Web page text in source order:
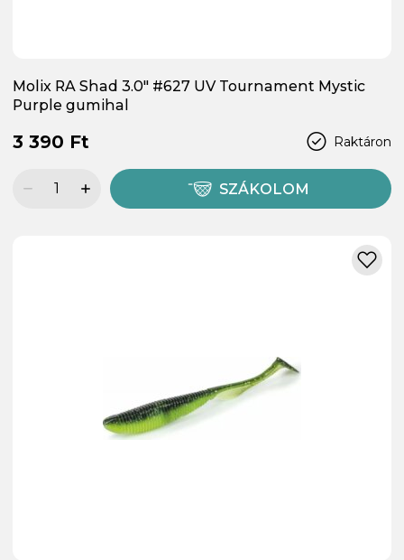
Molix RA Shad 3.0" #627 UV Tournament Mystic
Purple gumihal
Raktáron
3 390 Ft
SZÁKOLOM